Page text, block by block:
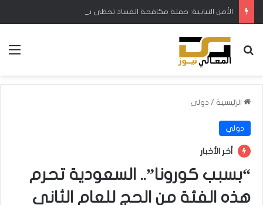
بحث عن
الرئيسية / دولي
دولي
أخر الأخبار
“بسبب كورونا”.. السعودية تحرم
هذه الفئة من الحج للعام الثاني